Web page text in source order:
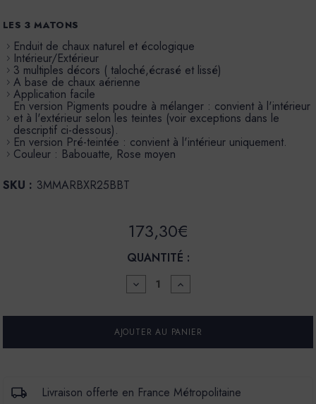
LES 3 MATONS
Enduit de chaux naturel et écologique
Intérieur/Extérieur
3 multiples décors ( taloché,écrasé et lissé)
A base de chaux aérienne
Application facile
En version Pigments poudre à mélanger : convient à l'intérieur
et à l'extérieur selon les teintes (voir exceptions dans le
descriptif ci-dessous).
En version Pré-teintée : convient à l'intérieur uniquement.
Couleur : Babouatte, Rose moyen
SKU : 3MMARBXR25BBT
173,30€
QUANTITÉ :
DIMINUER
LA
POUR
MARBREX®
-
25
AUGMENTER
LA
POUR
MARBREX®
-
-
25
Livraison offerte en France Métropolitaine